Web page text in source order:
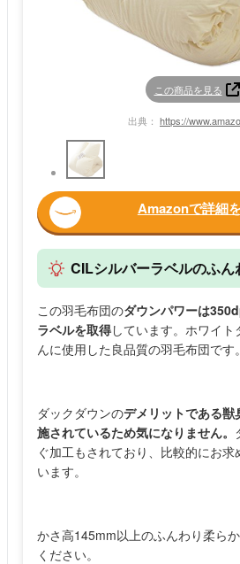
この商品を見る
出典： https://
Amazonで詳細
CILシルバーラベルのふん
この羽毛布団のダウンパワーは
ラベルを取得しています。ホワイ
んに使用した良品質の羽毛布団です。
ダックダウンのデメリットである
施されているため気になりません。
ぐ加工もされており、比較的にお
います。
かさ高145mm以上のふんわり柔ら
ください。